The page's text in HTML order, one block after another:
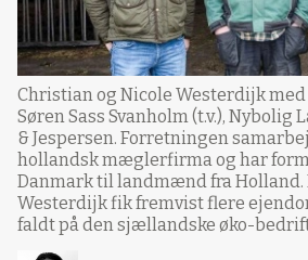
Christian og Nicole Westerdijk
Søren Sass Svanholm (t.v.), Nybolig
& Jespersen. Forretningen
hollandsk mæglerfirma og har
Danmark til landmænd fra Holland.
Westerdijk fik fremvist flere
faldt på den sjællandske øko-